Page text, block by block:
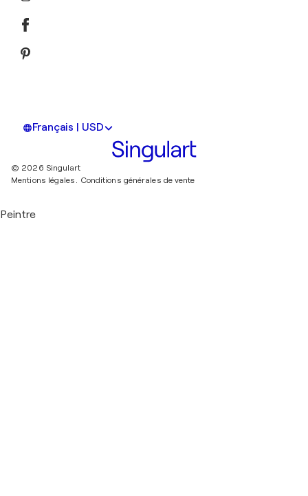
Français | USD
© 2026 Singulart
Mentions légales. Conditions générales de vente
Peintre